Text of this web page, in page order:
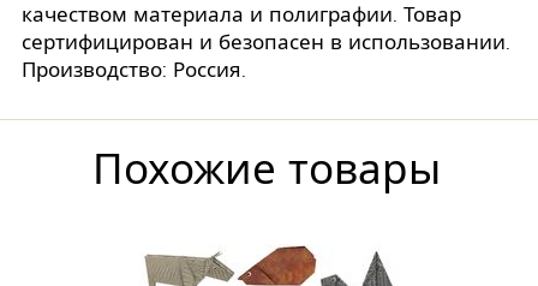
качеством материала и полиграфии. Товар
сертифицирован и безопасен в использовании.
Производство: Россия.
Похожие товары